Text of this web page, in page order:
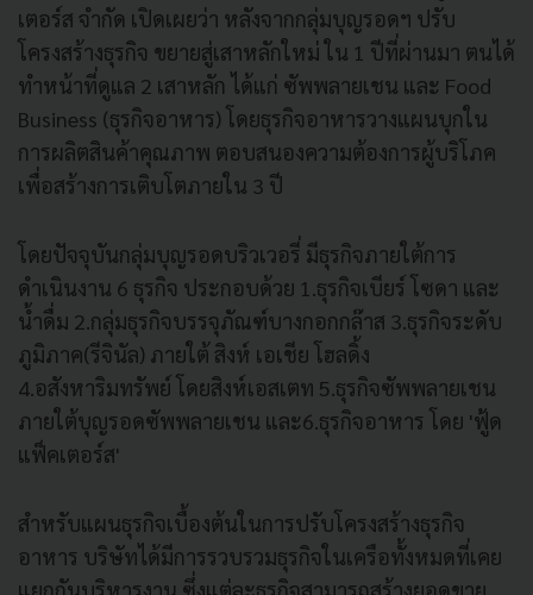
เตอร์ส จำกัด เปิดเผยว่า หลังจากกลุ่มบุญรอดฯ ปรับ
โครงสร้างธุรกิจ ขยายสู่เสาหลักใหม่ ใน 1 ปีที่ผ่านมา ตนได้
ทำหน้าที่ดูแล 2 เสาหลัก ได้แก่ ซัพพลายเชน และ Food
Business (ธุรกิจอาหาร) โดยธุรกิจอาหารวางแผนบุกใน
การผลิตสินค้าคุณภาพ ตอบสนองความต้องการผู้บริโภค
เพื่อสร้างการเติบโตภายใน 3 ปี
โดยปัจจุบันกลุ่มบุญรอดบริวเวอรี่ มีธุรกิจภายใต้การ
ดำเนินงาน 6 ธุรกิจ ประกอบด้วย 1.ธุรกิจเบียร์ โซดา และ
น้ำดื่ม 2.กลุ่มธุรกิจบรรจุภัณฑ์บางกอกกล๊าส 3.ธุรกิจระดับ
ภูมิภาค(รีจินัล) ภายใต้ สิงห์ เอเชีย โฮลดิ้ง
4.อสังหาริมทรัพย์ โดยสิงห์เอสเตท 5.ธุรกิจซัพพลายเชน
ภายใต้บุญรอดซัพพลายเชน และ6.ธุรกิจอาหาร โดย 'ฟู้ด
แฟ็คเตอร์ส'
สำหรับแผนธุรกิจเบื้องต้นในการปรับโครงสร้างธุรกิจ
อาหาร บริษัทได้มีการรวบรวมธุรกิจในเครือทั้งหมดที่เคย
แยกกันบริหารงาน ซึ่งแต่ละธุรกิจสามารถสร้างยอดขาย